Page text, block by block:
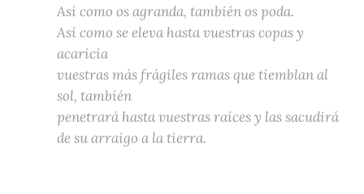
Así como os agranda, también os poda.
Así como se eleva hasta vuestras copas y
acaricia
vuestras más frágiles ramas que tiemblan al
sol, también
penetrará hasta vuestras raíces y las sacudirá
de su arraigo a la tierra.